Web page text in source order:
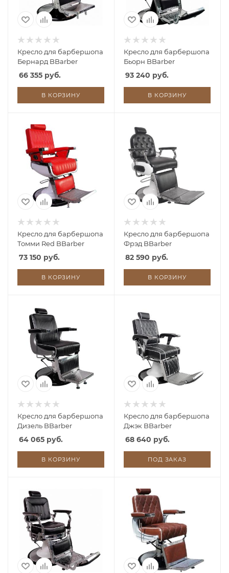
Кресло для барбершопа
Бернард BBarber
66 355 руб.
В КОРЗИНУ
Кресло для барбершопа
Бьорн BBarber
93 240 руб.
В КОРЗИНУ
Кресло для барбершопа
Томми Red BBarber
73 150 руб.
В КОРЗИНУ
Кресло для барбершопа
Фрэд BBarber
82 590 руб.
В КОРЗИНУ
Кресло для барбершопа
Дизель BBarber
64 065 руб.
В КОРЗИНУ
Кресло для барбершопа
Джэк BBarber
68 640 руб.
ПОД ЗАКАЗ